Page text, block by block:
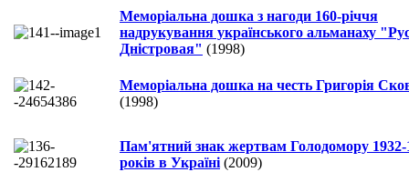
Меморіальна дошка з нагоди 160-річчя
надрукування українського альманаху
Дністровая" (1998)
Меморіальна дошка на честь Григорія
(1998)
Пам'ятний знак жертвам Голодомору 1932-
років в Україні (2009)